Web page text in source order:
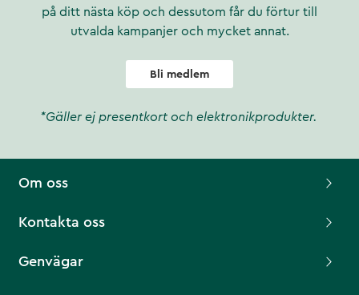
på ditt nästa köp och dessutom får du förtur till
utvalda kampanjer och mycket annat.
Bli medlem
*Gäller ej presentkort och elektronikprodukter.
Om oss
Kontakta oss
Genvägar